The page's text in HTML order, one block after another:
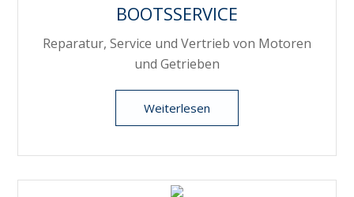
BOOTSSERVICE
Reparatur, Service und Vertrieb von Motoren
und Getrieben
Weiterlesen